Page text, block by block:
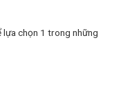
lựa chọn 1 trong những